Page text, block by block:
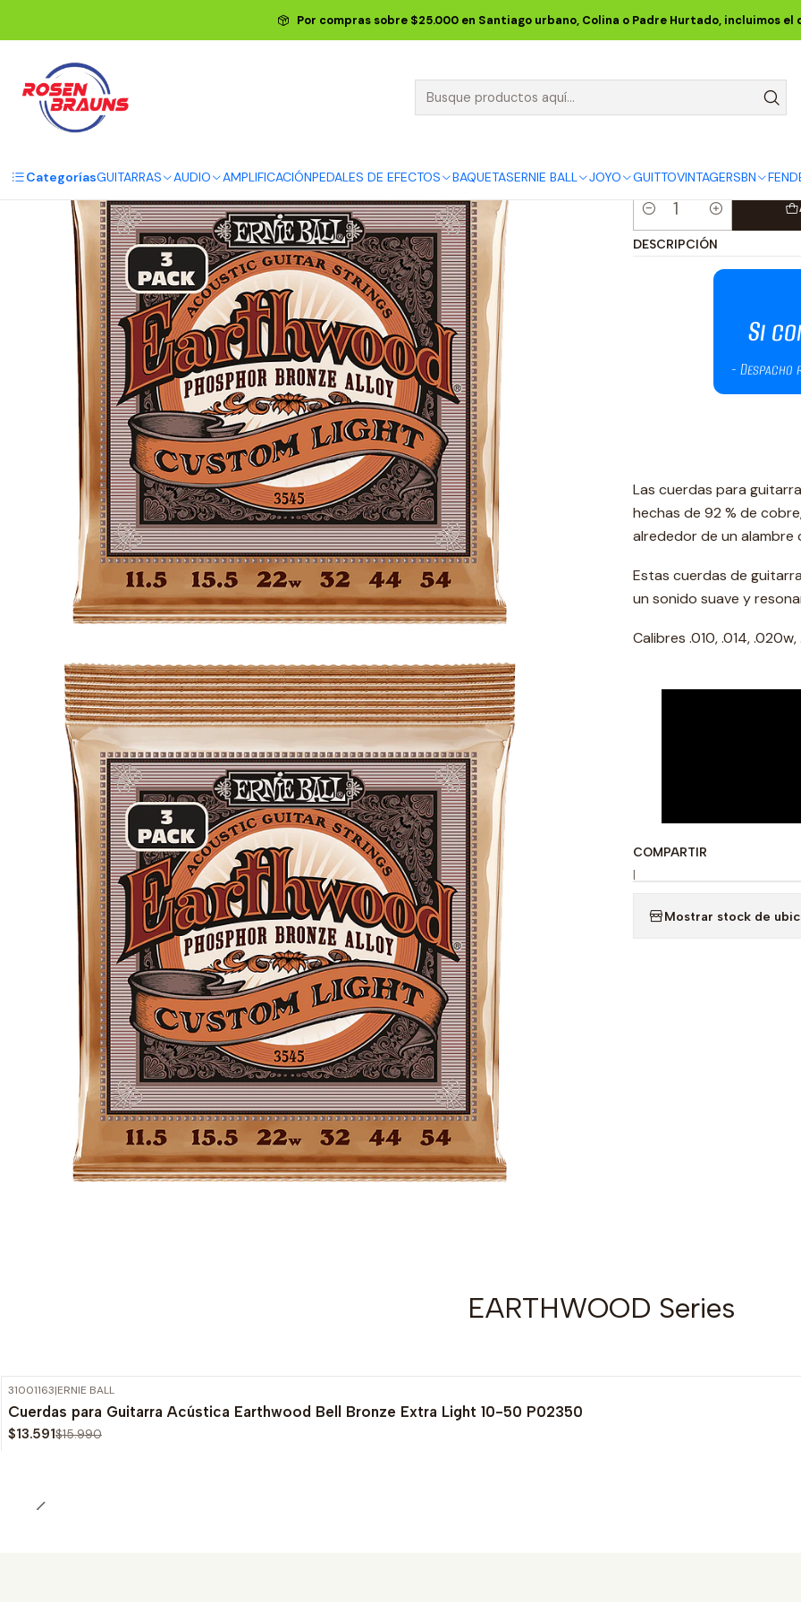
CategoríasGUITARRAS AUDIO AMPLIFICACIÓNPEDALES DE EFECTOS BAQUETASERNIE BALL JOYO GUITTOVINTAGERSBN
Por compras sobre $25.000 en Santiago urbano, Colina o Padre Hurtado, incluimos el
Inicio ERNIE BALL CUERDAS ERNIE BALL Cuerdas Acústicas ERNIE BALL
Cuerdas para Guitarra Acústica Earthwood Custom Light Phosphor Bronze 11.5-54 -
Cuerdas
Cantidad
DESCRIPCIÓN
Las cuerdas para
hechas de 92 % de
alrededor de un alambre
Estas cuerdas de
un sonido suave y
Calibres .010, .014,
COMPARTIR
|
Mostrar stock de
EARTHWOOD Series
OFF
31001163|ERNIE BALL
Cuerdas para Guitarra Acústica Earthwood Bell Bronze Extra Light 10-50 P02350
$13.591$15.990